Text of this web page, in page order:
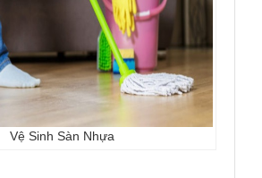
Vệ Sinh Sàn Nhựa